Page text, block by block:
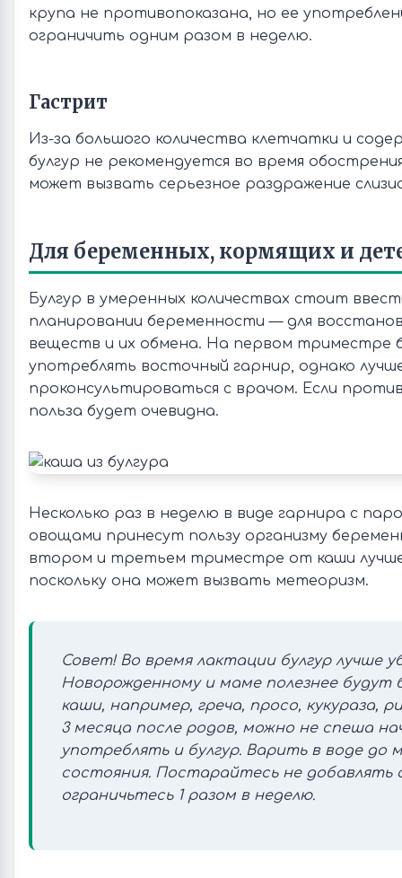
крупа не противопоказана, но ее
ограничить одним разом в неделю.
Гастрит
Из-за большого количества клетчатки и
булгур не рекомендуется во время
может вызвать серьезное раздражение
Для беременных, кормящих и
Булгур в умеренных количествах стоит
планировании беременности — для
веществ и их обмена. На первом триместре
употреблять восточный гарнир, однако
проконсультироваться с врачом. Если
польза будет очевидна.
Несколько раз в неделю в виде гарнира с
овощами принесут пользу организму
втором и третьем триместре от каши
поскольку она может вызвать метеоризм.
Совет! Во время лактации булгур лучше
Новорожденному и маме полезнее будут
каши, например, греча, просо, кукураза,
3 месяца после родов, можно не спеша
употреблять и булгур. Варить в воде до
состояния. Постарайтесь не добавлять
ограничьтесь 1 разом в неделю.